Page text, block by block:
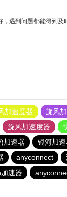
遇到问题都能得到及
加速度器 旋风
旋风加速度器
加速器 银河加速
anyconnect
速器